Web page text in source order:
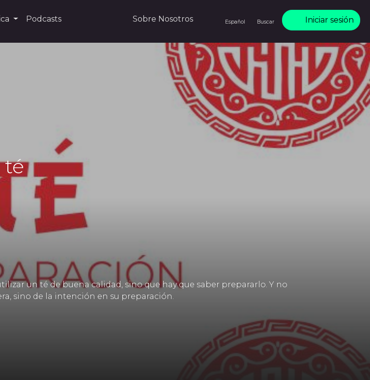
Podcasts Sobre Nosotros Español Buscar Iniciar sesión
té
un té de buena calidad, sino que hay que saber prepararlo. Y no
sino de la intención en su preparación.